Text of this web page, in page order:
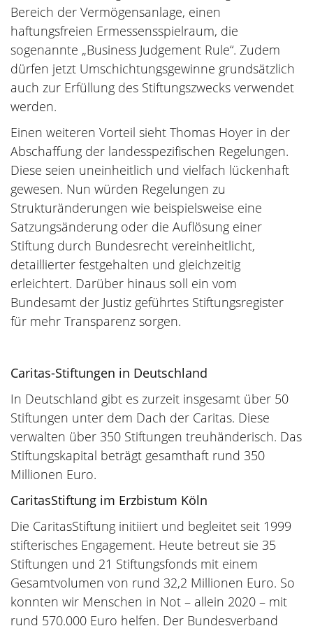
Bereich der Vermögensanlage, einen
haftungsfreien Ermessensspielraum, die
sogenannte „Business Judgement Rule“. Zudem
dürfen jetzt Umschichtungsgewinne grundsätzlich
auch zur Erfüllung des Stiftungszwecks verwendet
werden.
Einen weiteren Vorteil sieht Thomas Hoyer in der
Abschaffung der landesspezifischen Regelungen.
Diese seien uneinheitlich und vielfach lückenhaft
gewesen. Nun würden Regelungen zu
Strukturänderungen wie beispielsweise eine
Satzungsänderung oder die Auflösung einer
Stiftung durch Bundesrecht vereinheitlicht,
detaillierter festgehalten und gleichzeitig
erleichtert. Darüber hinaus soll ein vom
Bundesamt der Justiz geführtes Stiftungsregister
für mehr Transparenz sorgen.
Caritas-Stiftungen in Deutschland
In Deutschland gibt es zurzeit insgesamt über 50
Stiftungen unter dem Dach der Caritas. Diese
verwalten über 350 Stiftungen treuhänderisch. Das
Stiftungskapital beträgt gesamthaft rund 350
Millionen Euro.
CaritasStiftung im Erzbistum Köln
Die CaritasStiftung initiiert und begleitet seit 1999
stifterisches Engagement. Heute betreut sie 35
Stiftungen und 21 Stiftungsfonds mit einem
Gesamtvolumen von rund 32,2 Millionen Euro. So
konnten wir Menschen in Not – allein 2020 – mit
rund 570.000 Euro helfen. Der Bundesverband